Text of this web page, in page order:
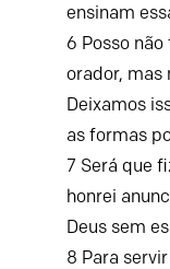
ensinam
6 Posso
orador, mas
Deixamos
as formas
7 Será que
honrei
Deus sem
8 Para